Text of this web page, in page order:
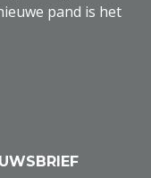
pand is het